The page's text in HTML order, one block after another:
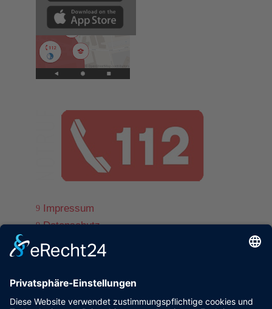
9 Impressum
9 Datenschutz
© www.ff-st-andrae.com
powered by trend-media